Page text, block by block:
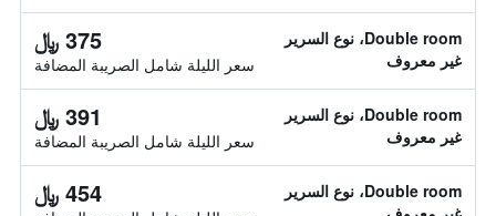
Double room، نوع السرير
غير معروف
375 ﷼
سعر الليلة شامل الصريبة المضافة
Double room، نوع السرير
غير معروف
391 ﷼
سعر الليلة شامل الصريبة المضافة
Double room، نوع السرير
454 ﷼